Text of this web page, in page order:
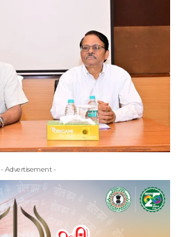
- Advertisement -